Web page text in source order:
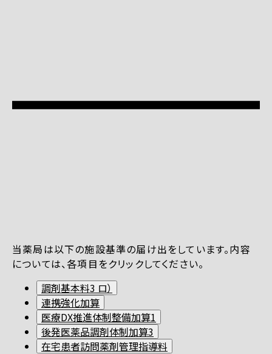
当薬局は以下の施設基準の届け出をしています。内容
については、各項目をクリックしてください。
調剤基本料3 ロ）
連携強化加算
医療DX推進体制整備加算1
後発医薬品調剤体制加算3
在宅患者訪問薬剤管理指導料